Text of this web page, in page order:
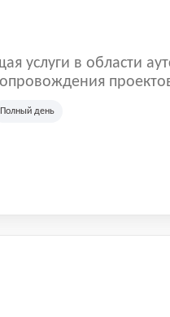
услуги в области
и Беларуси,
Полный день